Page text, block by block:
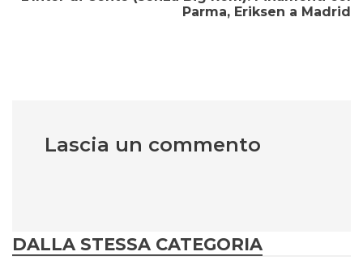
Parma, Eriksen a Madrid
Lascia un commento
DALLA STESSA CATEGORIA